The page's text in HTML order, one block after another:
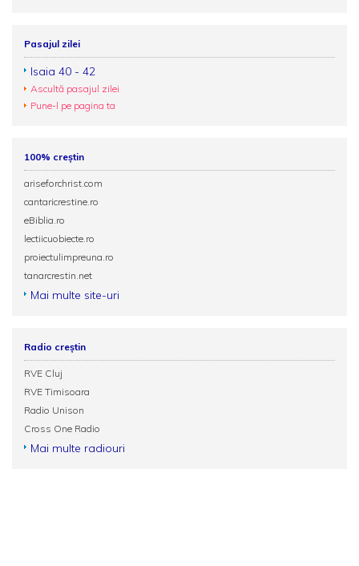
Pasajul zilei
Isaia 40 - 42
Ascultă pasajul zilei
Pune-l pe pagina ta
100% creștin
ariseforchrist.com
cantaricrestine.ro
eBiblia.ro
lectiicuobiecte.ro
proiectulimpreuna.ro
tanarcrestin.net
Mai multe site-uri
Radio creștin
RVE Cluj
RVE Timisoara
Radio Unison
Cross One Radio
Mai multe radiouri